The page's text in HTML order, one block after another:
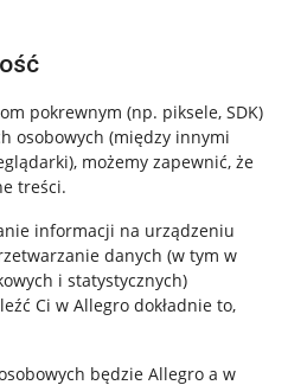
pokrewnym (np. piksele, SDK)
osobowych (między innymi
, możemy zapewnić, że
treści.
informacji na urządzeniu
danych (w tym w
i statystycznych)
Ci w Allegro dokładnie to,
będzie Allegro a w